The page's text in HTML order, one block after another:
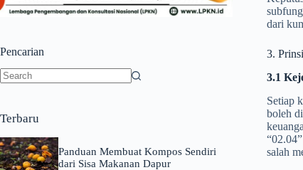
dari
3.
3.1
Setiap
boleh
salah
Pencarian
Terbaru
Panduan Membuat Kompos Sendiri
dari Sisa Makanan Dapur